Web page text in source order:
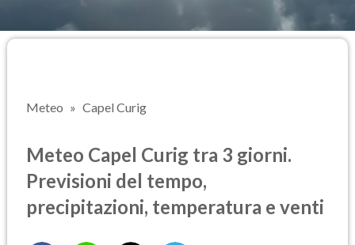
Meteo Capel Curig
Meteo Capel Curig tra 3 giorni.
Previsioni del tempo,
precipitazioni, temperatura e venti